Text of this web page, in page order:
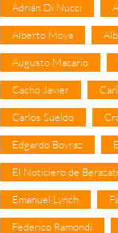
Adrián Di Nucci
Alberto Moya
Augusto Macario
Cacho Javier
Carlos Sueldo
Edgardo Boyraz
El Noticiero de
Emanuel Lynch
Federico Ramondi